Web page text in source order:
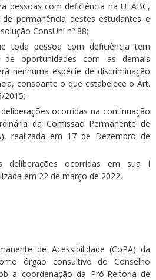
pessoas com deficiência na UFABC,
permanência destes estudantes e
ConsUni nº 88;
toda pessoa com deficiência tem
oportunidades com as demais
nenhuma espécie de discriminação
consoante o que estabelece o Art.
2015;
ocorridas na continuação
da Comissão Permanente de
realizada em 17 de Dezembro de
deliberações ocorridas em sua I
em 22 de março de 2022,
de Acessibilidade (CoPA) da
órgão consultivo do Conselho
a coordenação da Pró-Reitoria de